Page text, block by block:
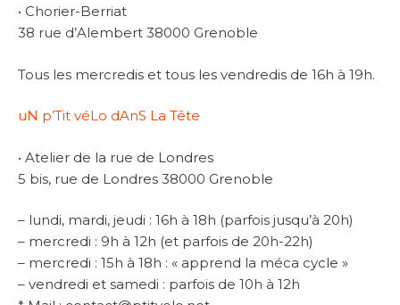
• Chorier-Berriat
38 rue d’Alembert 38000 Grenoble
Tous les mercredis et tous les vendredis de 16h à 19h.
uN p’Tit véLo dAnS La Tête
• Atelier de la rue de Londres
5 bis, rue de Londres 38000 Grenoble
– lundi, mardi, jeudi : 16h à 18h (parfois jusqu’à 20h)
– mercredi : 9h à 12h (et parfois de 20h-22h)
– mercredi : 15h à 18h : « apprend la méca cycle »
– vendredi et samedi : parfois de 10h à 12h